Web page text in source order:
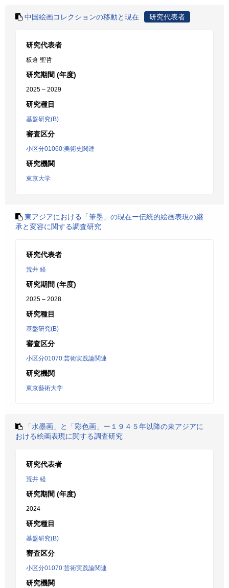
中国絵画コレクションの移動と現在 研究代表者
研究代表者
板倉 聖哲
研究期間 (年度)
2025 – 2029
研究種目
基盤研究(B)
審査区分
小区分01060:美術史関連
研究機関
東京大学
東アジアにおける「筆墨」の現在ー伝統的絵画表現の継
承と変容に関する調査研究
研究代表者
荒井 経
研究期間 (年度)
2025 – 2028
研究種目
基盤研究(B)
審査区分
小区分01070:芸術実践論関連
研究機関
東京藝術大学
「水墨画」と「彩色画」ー１９４５年以降の東アジアに
おける絵画表現に関する調査研究
研究代表者
荒井 経
研究期間 (年度)
2024
研究種目
基盤研究(B)
審査区分
小区分01070:芸術実践論関連
研究機関